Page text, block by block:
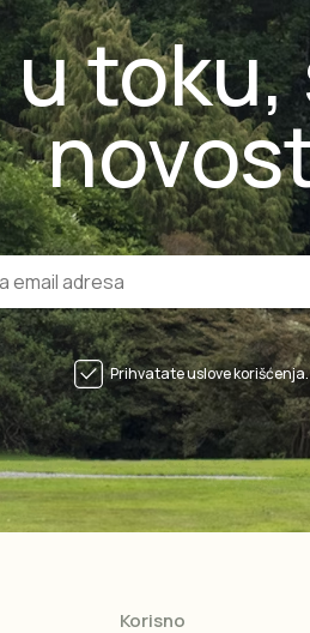
Prihvatate uslove korišćenja.
Korisno